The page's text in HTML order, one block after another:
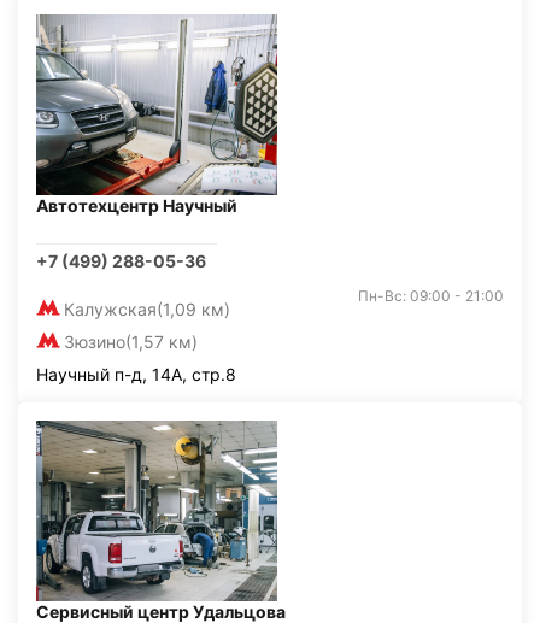
Автотехцентр Научный
+7 (499) 288-05-36
Калужская(1,09 км)
Зюзино(1,57 км)
Пн-Вс: 09:00 - 21:00
Научный п-д, 14А, стр.8
Сервисный центр Удальцова